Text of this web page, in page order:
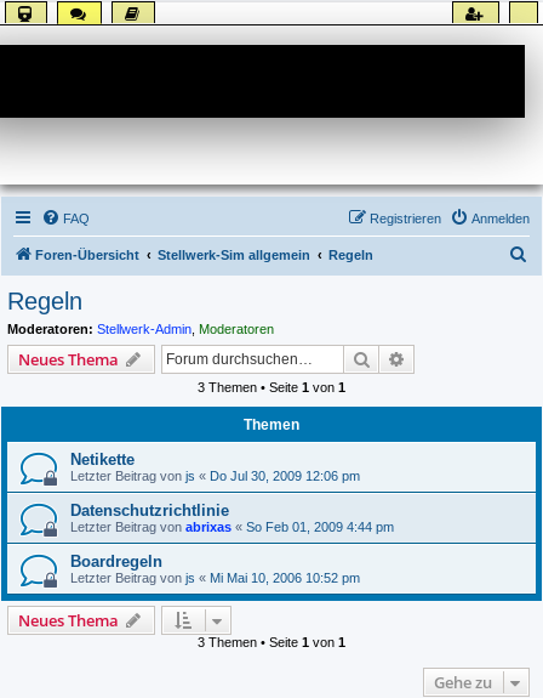
FAQ Anmelden
Registrieren
Foren-Übersicht Stellwerk-Sim allgemein Regeln
Regeln
Moderatoren: Stellwerk-Admin Moderatoren
Neues Thema Suche
3 Themen • Seite 1 von 1
Themen
Netikette
Letzter Beitrag von js « Do Jul 30, 2009 12:06 pm
Datenschutzrichtlinie
Letzter Beitrag von abrixas « So Feb 01, 2009 4:44 pm
Boardregeln
Letzter Beitrag von js « Mi Mai 10, 2006 10:52 pm
Neues Thema
3 Themen • Seite 1 von 1
Gehe zu